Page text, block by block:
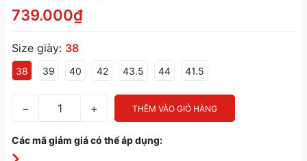
739.000₫
Size giày: 38
38 39 40 42 43.5 44 41.5
− + THÊM VÀO GIỎ HÀNG
Các mã giảm giá có thể áp dụng: